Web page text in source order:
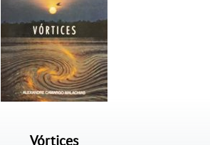
Vórtices